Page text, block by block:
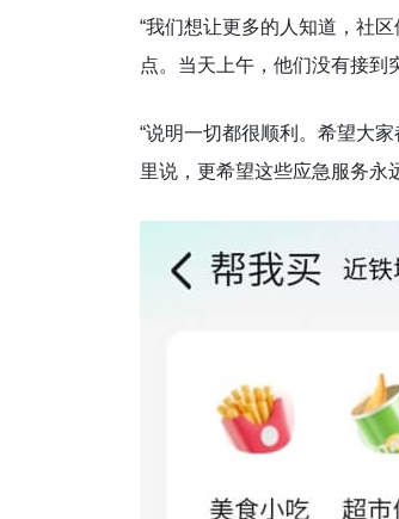
“我们想让更多的人知道，社
点。当天上午，他们没有接到
“说明一切都很顺利。希望大
里说，更希望这些应急服务永